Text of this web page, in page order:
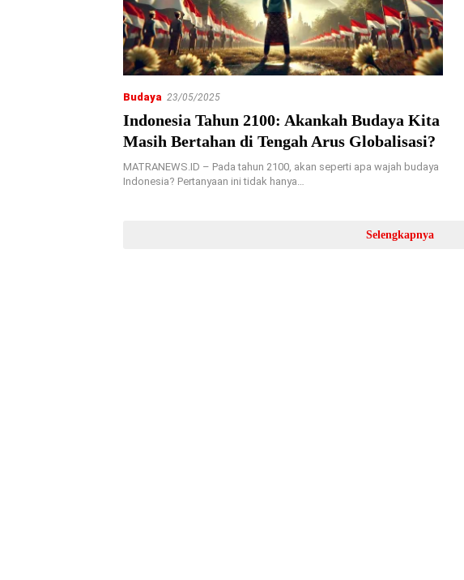
Budaya 23/05/2025
Indonesia Tahun 2100: Akankah Budaya Kita
Masih Bertahan di Tengah Arus Globalisasi?
MATRANEWS.ID – Pada tahun 2100, akan seperti apa wajah budaya
Indonesia? Pertanyaan ini tidak hanya…
Selengkapnya